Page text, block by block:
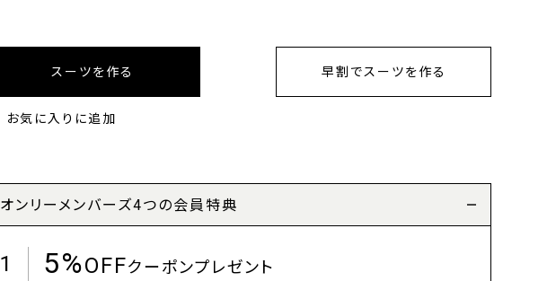
スーツを作る 早割でスーツを作る
お気に入りに追加
オンリーメンバーズ4つの会員特典
1 5%OFFクーポンプレゼント